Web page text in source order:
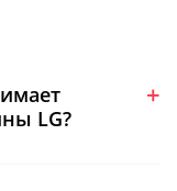
LG?